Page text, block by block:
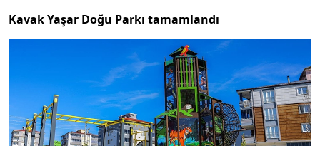
Kavak Yaşar Doğu Parkı tamamlandı